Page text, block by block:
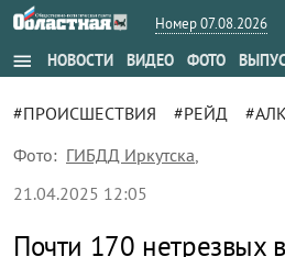
Номер 07.08.2026
menu НОВОСТИ ВИДЕО ФОТО
#ПРОИСШЕСТВИЯ #РЕЙД
Фото: ГИБДД Иркутска,
21.04.2025 12:05
Почти 170 нетрезвых